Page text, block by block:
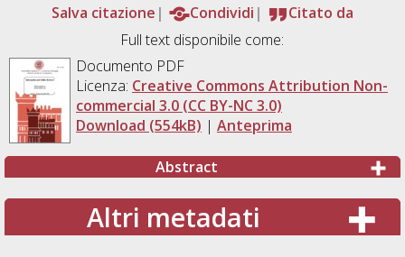
Salva citazione
Condividi
Citato da
Full text disponibile come:
Documento PDF
Licenza: Creative Commons Attribution Non-
commercial 3.0 (CC BY-NC 3.0)
Download (554kB) | Anteprima
Abstract
Altri metadati